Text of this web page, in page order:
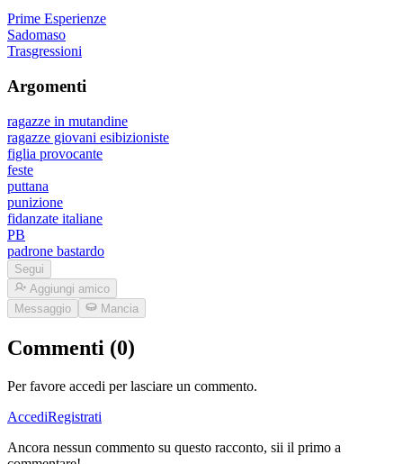
Prime Esperienze
Sadomaso
Trasgressioni
Argomenti
ragazze in mutandine
ragazze giovani esibizioniste
figlia provocante
feste
puttana
punizione
fidanzate italiane
PB
padrone bastardo
Segui
Aggiungi amico
Messaggio
Mancia
Commenti (0)
Per favore accedi per lasciare un commento.
AccediRegistrati
Ancora nessun commento su questo racconto, sii il primo a